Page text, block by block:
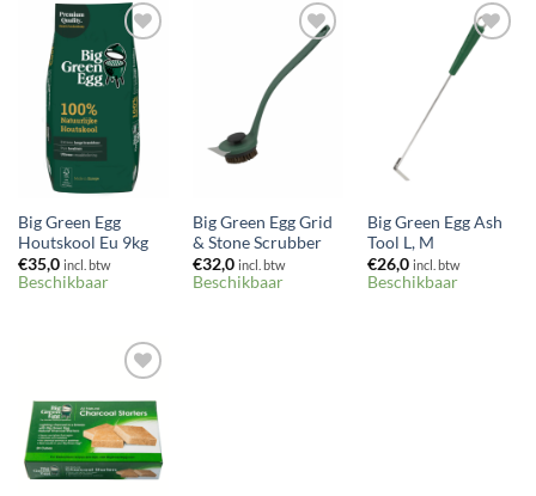
Toevoegen
aan
verlanglijst
Big Green Egg
Houtskool Eu 9kg
€35,0 incl. btw
Beschikbaar
Toevoegen
aan
verlanglijst
Big Green Egg Grid
& Stone Scrubber
€32,0 incl. btw
Beschikbaar
Toevoegen
verlanglijst
Big Green Egg Ash
Tool L, M
€26,0 incl. btw
Beschikbaar
aan
verlanglijst